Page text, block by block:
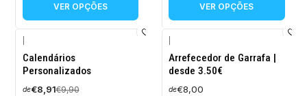
VER OPÇÕES VER OPÇÕES
-10%
DESCONTO
Calendários
Personalizados
de€8,91€9,90
Arrefecedor de Garrafa |
desde 3.50€
de€8,00